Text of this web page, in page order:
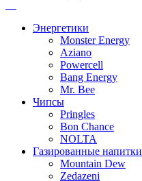
Энергетики
Monster Energy
Aziano
Powercell
Bang Energy
Mr. Bee
Чипсы
Pringles
Bon Chance
NOLTA
Газированные напитки
Mountain Dew
Zedazeni